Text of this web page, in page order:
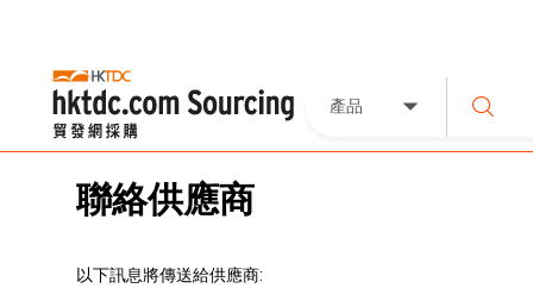
產品
聯絡供應商
以下訊息將傳送給供應商: